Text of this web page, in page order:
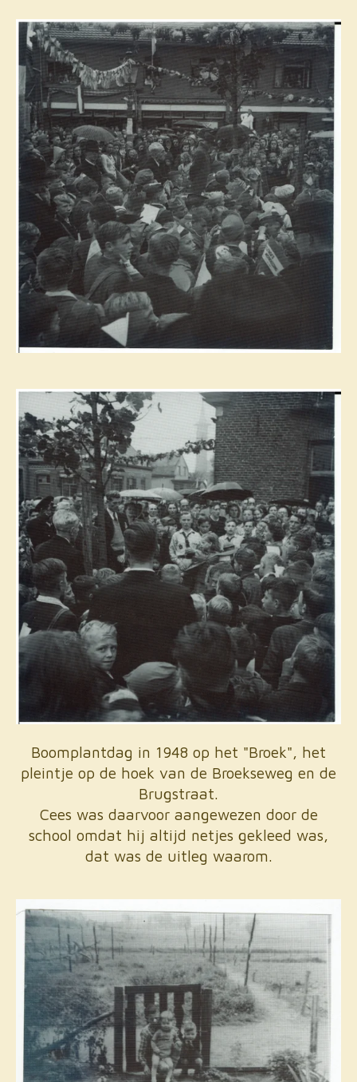
Boomplantdag in 1948 op het "Broek", het
pleintje op de hoek van de Broekseweg en de
Brugstraat.
Cees was daarvoor aangewezen door de
school omdat hij altijd netjes gekleed was,
dat was de uitleg waarom.